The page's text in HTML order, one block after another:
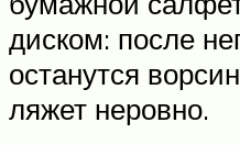
диском: после
останутся
ляжет неровно.